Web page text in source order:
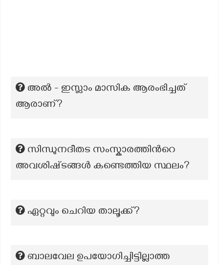
അല്‍ - ഇസ്ലാം മാസിക ആരംഭിച്ചത്
ആരാണ്?
സിന്ധുനദീതട സംസ്കാരത്തിൻറെ
അവശിഷ്‌ടങ്ങൾ കണ്ടെത്തിയ സ്ഥലം?
ഏറ്റവും ചെറിയ താലൂക്ക്?
ബാലവേല ഉപയോഗിച്ചിട്ടില്ലാത്ത